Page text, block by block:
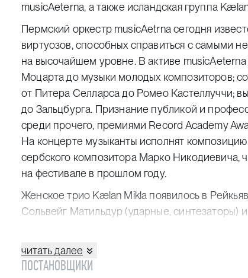
musicAeterna, а также исландская группа
Пермский оркестр musicAetrna сегодня
виртуозов, способных справиться с самыми
на высочайшем уровне. В активе
Моцарта до музыки молодых композиторов;
от Питера Селларса до Ромео Кастеллуччи;
до Зальцбурга. Признание публикой и
среди прочего, премиями Record Academy
На концерте музыканты исполнят
сербского композитора Марко Никодиевича,
на фестивале в прошлом году.
Женское трио Kælan Mikla появилось в
Сольвейг Матильдур (ударные, синтезаторы)
выступить на Meltdown Festival по
читать далее
ПОСТАНОВЩИКИ